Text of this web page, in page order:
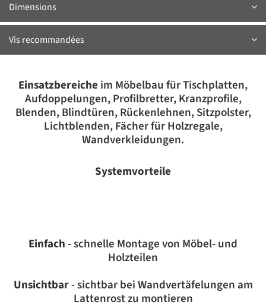
Dimensions
Vis recommandées
Einsatzbereiche im Möbelbau für Tischplatten,
Aufdoppelungen, Profilbretter, Kranzprofile,
Blenden, Blindtüren, Rückenlehnen, Sitzpolster,
Lichtblenden, Fächer für Holzregale,
Wandverkleidungen.
Systemvorteile
Einfach- schnelle Montage von Möbel- und
Holzteilen
Unsichtbar- sichtbar bei Wandvertäfelungen am
Lattenrost zu montieren